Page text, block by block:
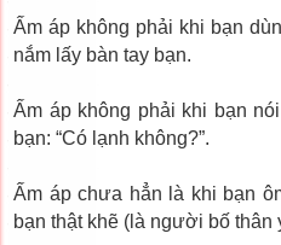
Ấm áp không phải khi bạn
nắm lấy bàn tay bạn.
Ấm áp không phải khi bạn
bạn: “Có lạnh không?”.
Ấm áp chưa hẳn là khi bạn
bạn thật khẽ (là người bố thân